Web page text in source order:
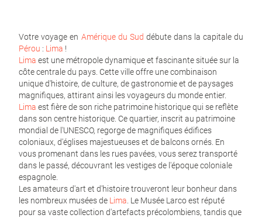
Votre voyage en Amérique du Sud débute dans la capitale du
Pérou : Lima !
Lima est une métropole dynamique et fascinante située sur la
côte centrale du pays. Cette ville offre une combinaison
unique d'histoire, de culture, de gastronomie et de paysages
magnifiques, attirant ainsi les voyageurs du monde entier.
Lima est fière de son riche patrimoine historique qui se reflète
dans son centre historique. Ce quartier, inscrit au patrimoine
mondial de l'UNESCO, regorge de magnifiques édifices
coloniaux, d'églises majestueuses et de balcons ornés. En
vous promenant dans les rues pavées, vous serez transporté
dans le passé, découvrant les vestiges de l'époque coloniale
espagnole.
Les amateurs d'art et d'histoire trouveront leur bonheur dans
les nombreux musées de Lima. Le Musée Larco est réputé
pour sa vaste collection d'artefacts précolombiens, tandis que